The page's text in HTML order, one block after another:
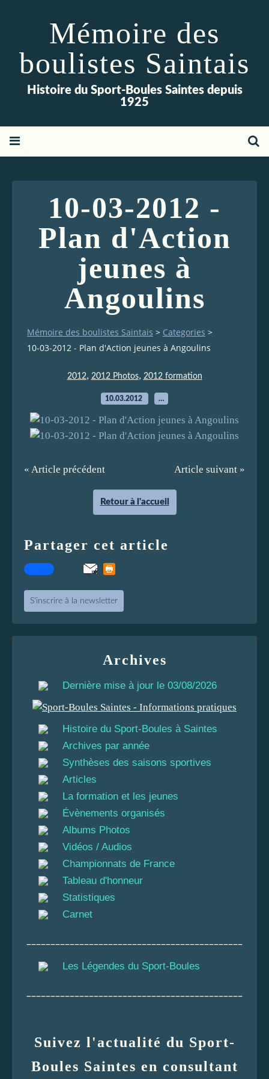
Mémoire des
boulistes Saintais
Histoire du Sport-Boules Saintes depuis
1925
10-03-2012 -
Plan d'Action
jeunes à
Angoulins
Mémoire des boulistes Saintais > Categories >
10-03-2012 - Plan d'Action jeunes à Angoulins
2012, 2012 Photos, 2012 formation
10.03.2012 …
« Article précédent Article suivant »
Retour à l'accueil
Partager cet article
S'inscrire à la newsletter
Archives
Dernière mise à jour le 03/08/2026
Histoire du Sport-Boules à Saintes
Archives par année
Synthèses des saisons sportives
Articles
La formation et les jeunes
Évènements organisés
Albums Photos
Vidéos / Audios
Championnats de France
Tableau d'honneur
Statistiques
Carnet
Les Légendes du Sport-Boules
Suivez l'actualité du Sport-
Boules Saintes en consultant